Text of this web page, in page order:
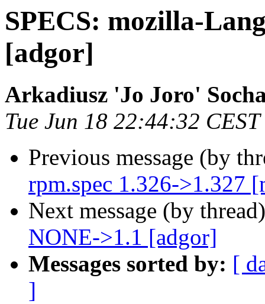
SPECS: mozilla-
[adgor]
Arkadiusz 'Jo Joro'
Tue Jun 18 22:44:32
Previous message (by
rpm.spec 1.326->1.327
Next message (by
NONE->1.1 [adgor]
Messages sorted by: [
]